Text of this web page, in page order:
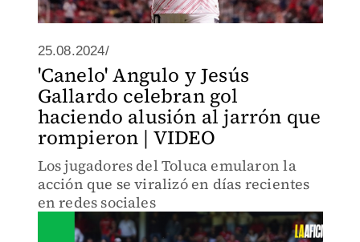
25.08.2024/
'Canelo' Angulo y Jesús
Gallardo celebran gol
haciendo alusión al jarrón que
rompieron | VIDEO
Los jugadores del Toluca emularon la
acción que se viralizó en días recientes
en redes sociales